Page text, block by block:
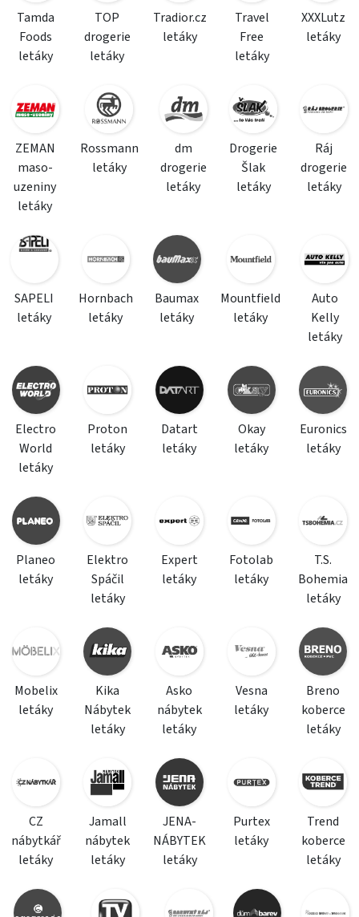
Tamda
Foods
letáky
TOP
drogerie
letáky
Tradior.cz
letáky
Travel
Free
letáky
XXXLutz
letáky
ZEMAN
maso-
uzeniny
letáky
Rossmann
letáky
dm
drogerie
letáky
Drogerie
Šlak
letáky
Ráj
drogerie
letáky
SAPELI
letáky
Hornbach
letáky
Baumax
letáky
Mountfield
letáky
Auto
Kelly
letáky
Electro
World
letáky
Proton
letáky
Datart
letáky
Okay
letáky
Euronics
letáky
Planeo
letáky
Elektro
Spáčil
letáky
Expert
letáky
Fotolab
letáky
T.S.
Bohemia
letáky
Mobelix
letáky
Kika
Nábytek
letáky
Asko
nábytek
letáky
Vesna
letáky
Breno
koberce
letáky
CZ
nábytkář
letáky
Jamall
nábytek
letáky
JENA-
NÁBYTEK
letáky
Purtex
letáky
Trend
koberce
letáky